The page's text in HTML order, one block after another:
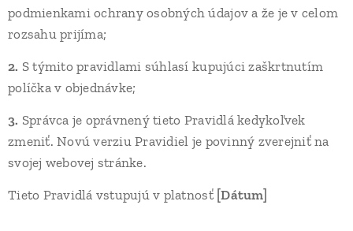
podmienkami ochrany osobných údajov a že je v celom
rozsahu prijíma;
2. S týmito pravidlami súhlasí kupujúci zaškrtnutím
políčka v objednávke;
3. Správca je oprávnený tieto Pravidlá kedykoľvek
zmeniť. Novú verziu Pravidiel je povinný zverejniť na
svojej webovej stránke.
Tieto Pravidlá vstupujú v platnosť [Dátum]